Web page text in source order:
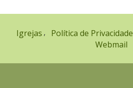
Igrejas Política de Privacidade
Webmail